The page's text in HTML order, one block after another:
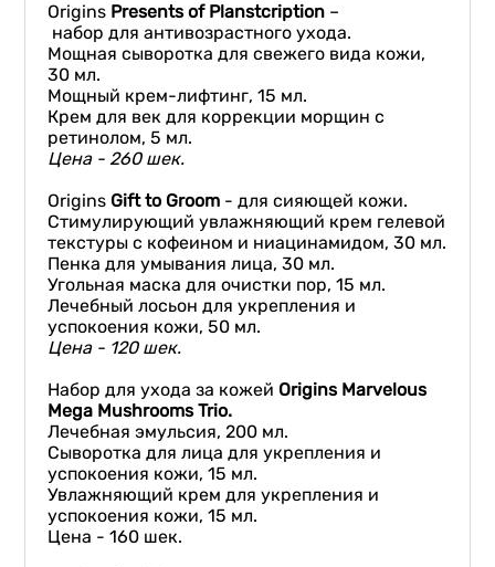
Origins Presents of Planstcription –
набор для антивозрастного ухода.
Мощная сыворотка для свежего вида кожи,
30 мл.
Мощный крем-лифтинг, 15 мл.
Крем для век для коррекции морщин с
ретинолом, 5 мл.
Цена - 260 шек.
Origins Gift to Groom - для сияющей кожи.
Стимулирующий увлажняющий крем гелевой
текстуры с кофеином и ниацинамидом, 30 мл.
Пенка для умывания лица, 30 мл.
Угольная маска для очистки пор, 15 мл.
Лечебный лосьон для укрепления и
успокоения кожи, 50 мл.
Цена- 120 шек.
Набор для ухода за кожей Origins Marvelous
Mega Mushrooms Trio.
Лечебная эмульсия, 200 мл.
Сыворотка для лица для укрепления и
успокоения кожи, 15 мл.
Увлажняющий крем для укрепления и
успокоения кожи, 15 мл.
Цена - 160 шек.